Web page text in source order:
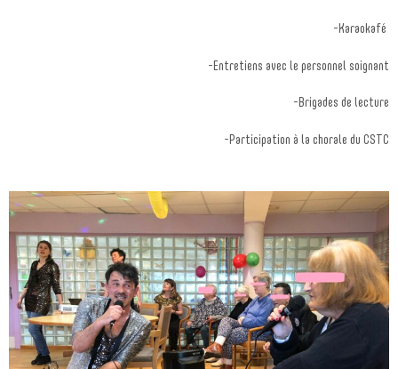
-Karaokafé
-Entretiens avec le personnel soignant
-Brigades de lecture
-Participation à la chorale du CSTC